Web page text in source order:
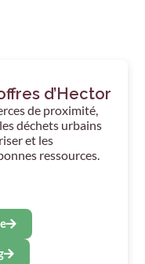
d’Hector
de proximité,
déchets urbains
et les
ressources.